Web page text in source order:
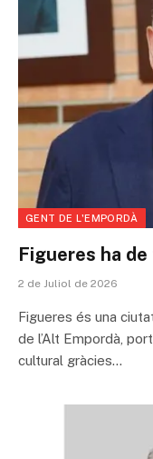
GENT DE L'EMPORDÀ
Figueres ha
2 de Juliol de 2026
Figueres és una
de l’Alt Empordà,
cultural gràcies…